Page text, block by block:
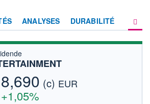
ANALYSES DURABILITÉ
FORUM
8,690 (c) EUR
+1,05%